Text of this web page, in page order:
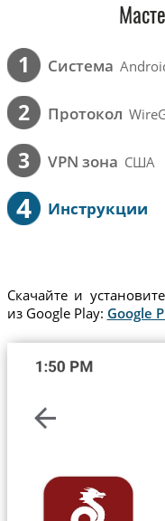
1 Cистема
2 Протокол
3 VPN зона США
4 Инструкции
Скачайте и
из Google Play: Google